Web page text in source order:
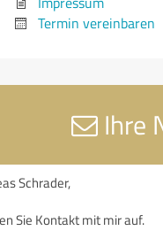
Termin vereinbaren
Ihre